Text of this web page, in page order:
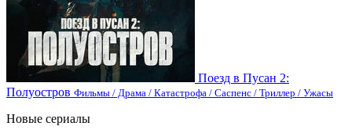
Поезд в Пусан 2:
Полуостров Фильмы / Драма / Катастрофа / Саспенс / Триллер / Ужасы
Новые сериалы